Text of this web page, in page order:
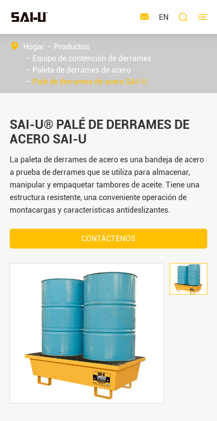
 EN  
Hogar
Productos
Equipo de contención de derrames
Paleta de derrames de acero
Palé de derrames de acero SAI-U
SAI-U® PALÉ DE DERRAMES DE
ACERO SAI-U
La paleta de derrames de acero es una bandeja de acero
a prueba de derrames que se utiliza para almacenar,
manipular y empaquetar tambores de aceite. Tiene una
estructura resistente, una conveniente operación de
montacargas y características antideslizantes.
CONTÁCTENOS